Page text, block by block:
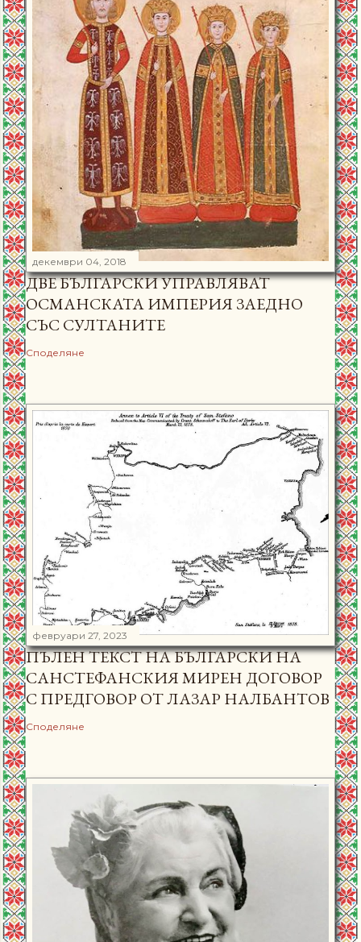
декември 04, 2018
ДВЕ БЪЛГАРСКИ УПРАВЛЯВАТ
ОСМАНСКАТА ИМПЕРИЯ ЗАЕДНО
СЪС СУЛТАНИТЕ
Споделяне
февруари 27, 2023
ПЪЛЕН ТЕКСТ НА БЪЛГАРСКИ НА
САНСТЕФАНСКИЯ МИРЕН ДОГОВОР
С ПРЕДГОВОР ОТ ЛАЗАР НАЛБАНТОВ
Споделяне